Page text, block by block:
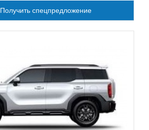
Получить спецпредложение